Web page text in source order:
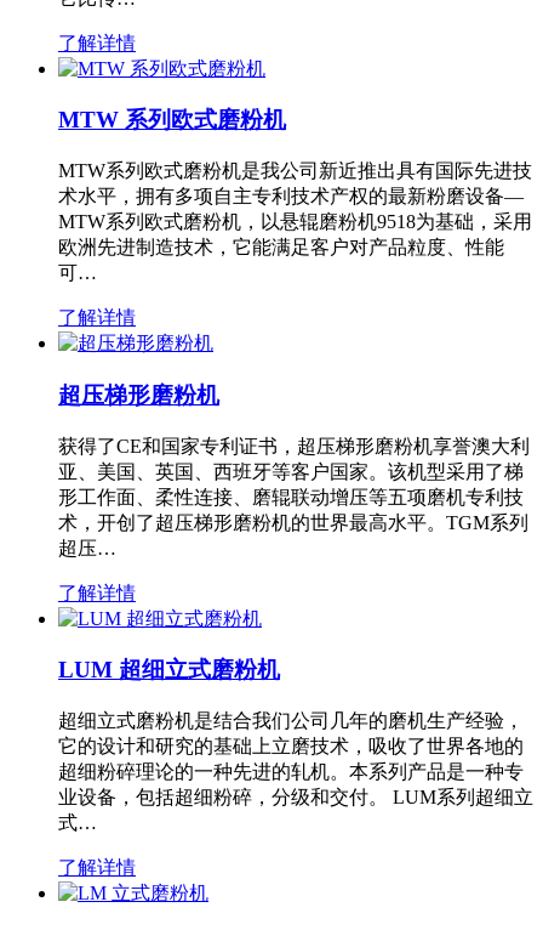
了解详情
MTW 系列欧式磨粉机
MTW系列欧式磨粉机是我公司新近推出具有国际先进技
术水平，拥有多项自主专利技术产权的最新粉磨设备—
MTW系列欧式磨粉机，以悬辊磨粉机9518为基础，采用
欧洲先进制造技术，它能满足客户对产品粒度、性能
可…
了解详情
超压梯形磨粉机
获得了CE和国家专利证书，超压梯形磨粉机享誉澳大利
亚、美国、英国、西班牙等客户国家。该机型采用了梯
形工作面、柔性连接、磨辊联动增压等五项磨机专利技
术，开创了超压梯形磨粉机的世界最高水平。TGM系列
超压…
了解详情
LUM 超细立式磨粉机
超细立式磨粉机是结合我们公司几年的磨机生产经验，
它的设计和研究的基础上立磨技术，吸收了世界各地的
超细粉碎理论的一种先进的轧机。本系列产品是一种专
业设备，包括超细粉碎，分级和交付。 LUM系列超细立
式…
了解详情